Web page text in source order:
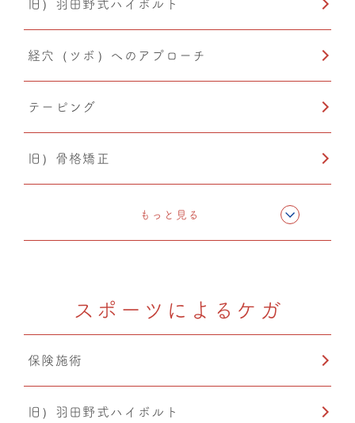
温熱療法
PIA(ピア)
小顔矯正
旧）羽田野式ハイボルト
経穴（ツボ）へのアプローチ
テーピング
旧）骨格矯正
CMC筋膜ストレッチ（リリース）
カッピング
温熱療法
もっと見る
スポーツによるケガ
保険施術
旧）羽田野式ハイボルト